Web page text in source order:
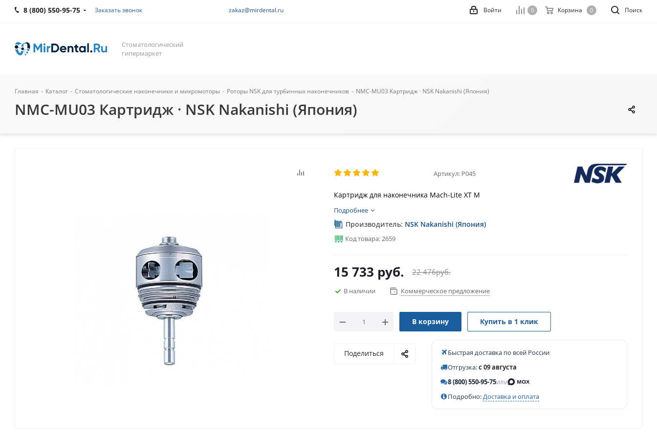
8 (800) 550-95-75 Заказать звонок zakaz@mirdental.ru Поиск
0 Корзина 0
Войти
Стоматологический
гипермаркет
Главная - Каталог - Стоматологические наконечники и микромоторы - Роторы NSK для турбинных наконечников - NMC-MU03 Картридж · NSK Nakanishi (Япония)
NMC-MU03 Картридж · NSK Nakanishi (Япония)
Артикул: P045
Картридж для наконечника Mach-Lite XT M
Подробнее
Производитель: NSK Nakanishi (Япония)
Код товара: 2659
15 733 руб. 22 476руб.
В наличии Коммерческое предложение
В корзину Купить в 1 клик
Поделиться
Быстрая доставка по всей России
Отгрузка:с 09 августа
8 (800) 550-95-75или
Подробно:Доставка и оплата